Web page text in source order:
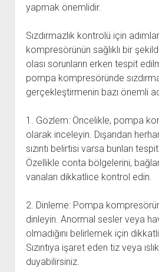
yapmak önemlidir.
Sızdırmazlık kontrolü için
kompresörünün sağlıklı bir
olası sorunların erken tespit
pompa kompresöründe
gerçekleştirmenin bazı önemli
1. Gözlem: Öncelikle, pompa
olarak inceleyin. Dışarıdan
sızıntı belirtisi varsa bunları
Özellikle conta bölgelerini,
vanaları dikkatlice kontrol edin.
2. Dinleme: Pompa
dinleyin. Anormal sesler veya
olmadığını belirlemek için
Sızıntıya işaret eden tiz veya
duyabilirsiniz.